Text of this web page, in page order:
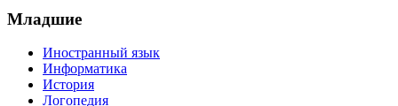
Младшие
Иностранный язык
Информатика
История
Логопедия